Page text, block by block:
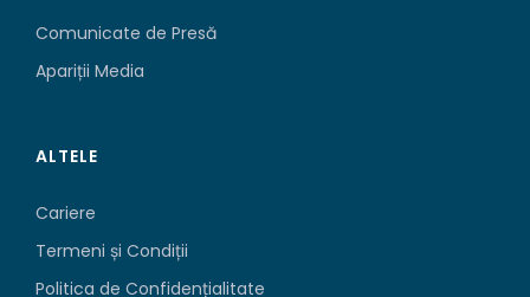
Comunicate de Presă
Apariții Media
ALTELE
Cariere
Termeni și Condiții
Politica de Confidențialitate